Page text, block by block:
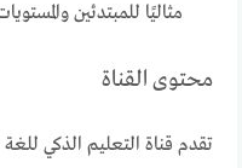
مثاليًا للمبتدئين
محتوى القناة
تقدم قناة التعليم الذكي